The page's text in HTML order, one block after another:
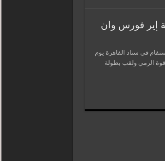
إير فورس وان
في ستاد القاهرة يوم
في قوة الرمي ولقب بطولة